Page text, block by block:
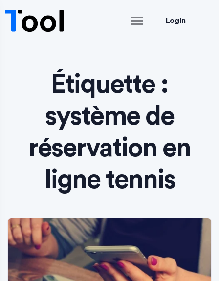
Login
Étiquette :
système de
réservation en
ligne tennis